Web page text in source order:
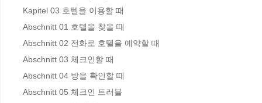
Kapitel 03 호텔을 이용할 때
Abschnitt 01 호텔을 찾을 때
Abschnitt 02 전화로 호텔을 예약할 때
Abschnitt 03 체크인할 때
Abschnitt 04 방을 확인할 때
Abschnitt 05 체크인 트러블